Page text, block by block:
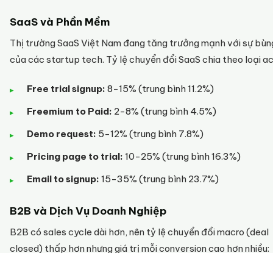
SaaS và Phần Mềm
Thị trường SaaS Việt Nam đang tăng trưởng mạnh với sự
của các startup tech. Tỷ lệ chuyển đổi SaaS chia theo loại
Free trial signup: 8-15% (trung bình 11.2%)
Freemium to Paid: 2-8% (trung bình 4.5%)
Demo request: 5-12% (trung bình 7.8%)
Pricing page to trial: 10-25% (trung bình 16.3%)
Email to signup: 15-35% (trung bình 23.7%)
B2B và Dịch Vụ Doanh Nghiệp
B2B có sales cycle dài hơn, nên tỷ lệ chuyển đổi macro (deal
closed) thấp hơn nhưng giá trị mỗi conversion cao hơn nhiều: